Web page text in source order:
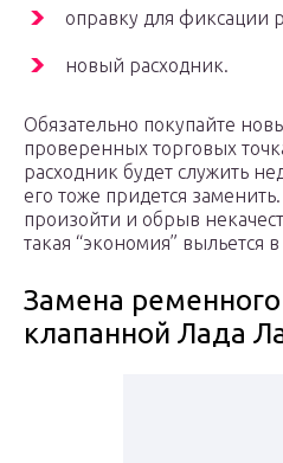
оправку для фиксации
новый расходник.
Обязательно покупайте
проверенных торговых
расходник будет служить
его тоже придется
произойти и обрыв
такая “экономия” выльется
Замена
клапанной Лада